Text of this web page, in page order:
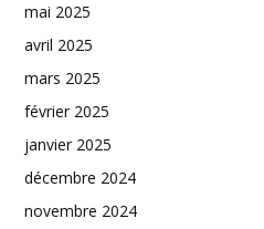
mai 2025
avril 2025
mars 2025
février 2025
janvier 2025
décembre 2024
novembre 2024